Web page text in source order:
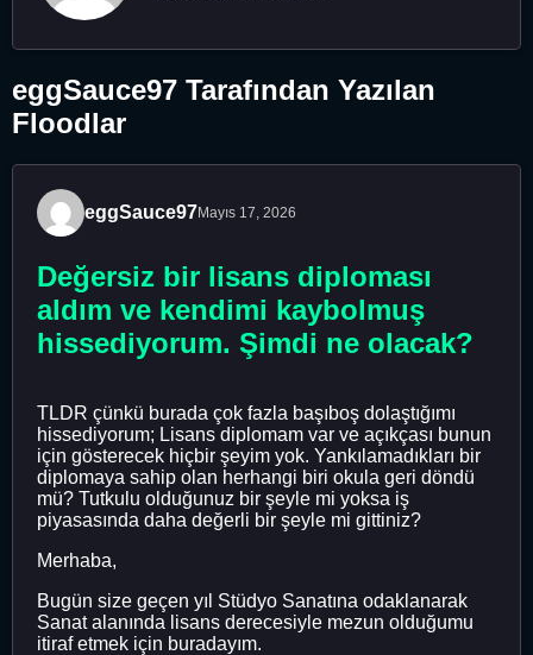
eggSauce97 Tarafından Yazılan
Floodlar
eggSauce97Mayıs 17, 2026
Değersiz bir lisans diploması
aldım ve kendimi kaybolmuş
hissediyorum. Şimdi ne olacak?
TLDR çünkü burada çok fazla başıboş dolaştığımı
hissediyorum; Lisans diplomam var ve açıkçası bunun
için gösterecek hiçbir şeyim yok. Yankılamadıkları bir
diplomaya sahip olan herhangi biri okula geri döndü
mü? Tutkulu olduğunuz bir şeyle mi yoksa iş
piyasasında daha değerli bir şeyle mi gittiniz?
Merhaba,
Bugün size geçen yıl Stüdyo Sanatına odaklanarak
Sanat alanında lisans derecesiyle mezun olduğumu
itiraf etmek için buradayım.